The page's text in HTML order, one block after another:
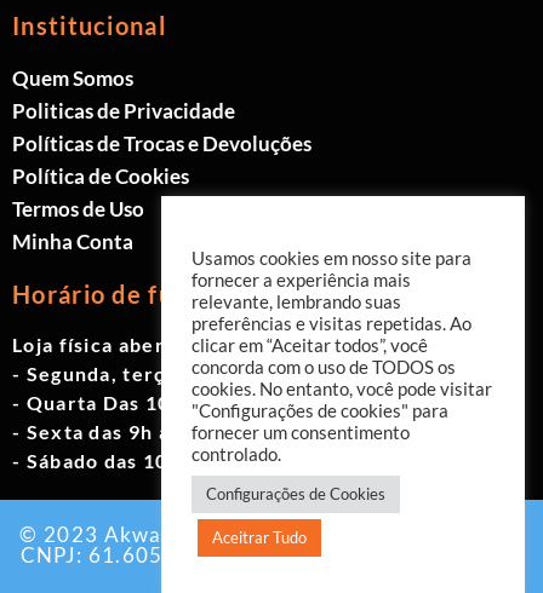
Institucional
Quem Somos
Politicas de Privacidade
Políticas de Trocas e Devoluções
Política de Cookies
Termos de Uso
Minha Conta
Horário de funcionamento
Loja física aberta de Segunda à Sábado.
- Segunda, terça e quinta das 9h às 19h
- Quarta Das 10h às 18h
- Sexta das 9h às 18h
- Sábado das 10h às 17h
© 2023 Akwavita - Todos os direitos reservados.
CNPJ: 61.605.465/0001-60 Criado por:
Usamos cookies em nosso site para
fornecer a experiência mais
relevante, lembrando suas
preferências e visitas repetidas. Ao
clicar em “Aceitar todos”, você
concorda com o uso de TODOS os
cookies. No entanto, você pode visitar
"Configurações de cookies" para
fornecer um consentimento
controlado.
Configurações de Cookies
Aceitrar Tudo